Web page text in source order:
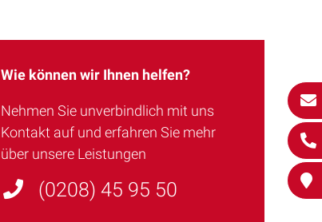
Wie können wir Ihnen helfen?
Nehmen Sie unverbindlich mit uns
Kontakt auf und erfahren Sie mehr
über unsere Leistungen
(0208) 45 95 50